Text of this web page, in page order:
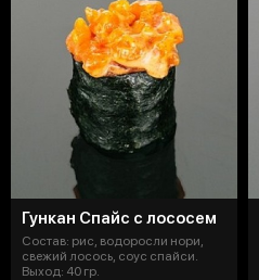
Гункан Спайс с лососем
Состав: рис, водоросли нори,
свежий лосось, соус спайси.
Выход: 40 гр.